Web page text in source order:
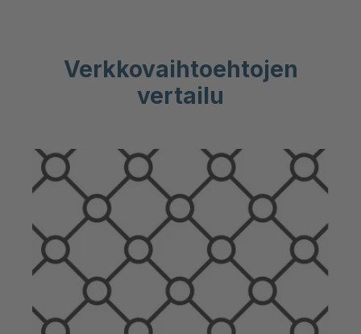
Verkkovaihtoehtojen
vertailu